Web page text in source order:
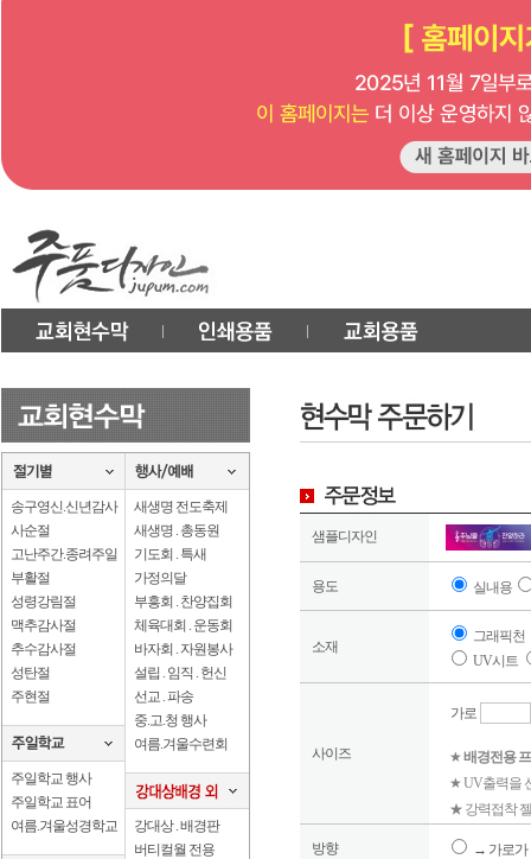
송구영신.신년감사
사순절
고난주간.종려주일
부활절
성령강림절
맥추감사절
추수감사절
성탄절
주현절
주일학교 행사
주일학교 표어
여름.겨울성경학교
새생명 전도축제
새생명 . 총동원
기도회 . 특새
가정의달
부흥회 . 찬양집회
체육대회 . 운동회
바자회 . 자원봉사
설립 . 임직 . 헌신
선교 . 파송
중.고.청 행사
여름.겨울수련회
강대상 . 배경판
버티컬월 전용
샘플디자인
용도 실내용
소재
그래픽천
UV시트
사이즈
가로
★배경전용
★ UV출력을
★ 강력접착
방향 → 가로가